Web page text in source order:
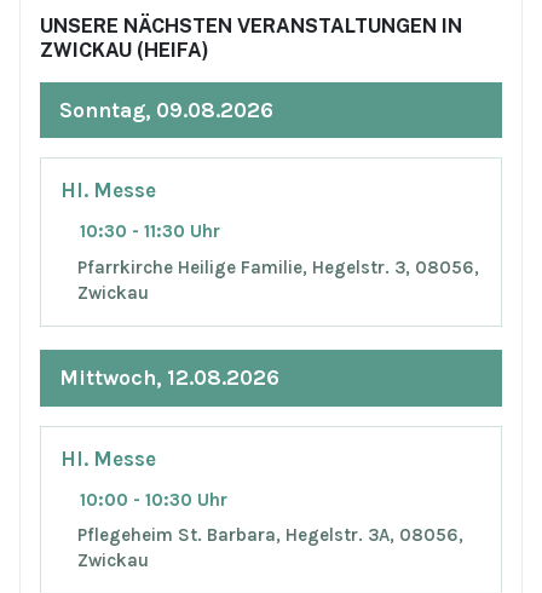
UNSERE NÄCHSTEN VERANSTALTUNGEN IN
ZWICKAU (HEIFA)
Sonntag, 09.08.2026
Hl. Messe
10:30 - 11:30 Uhr
Pfarrkirche Heilige Familie, Hegelstr. 3, 08056,
Zwickau
Mittwoch, 12.08.2026
Hl. Messe
10:00 - 10:30 Uhr
Pflegeheim St. Barbara, Hegelstr. 3A, 08056,
Zwickau